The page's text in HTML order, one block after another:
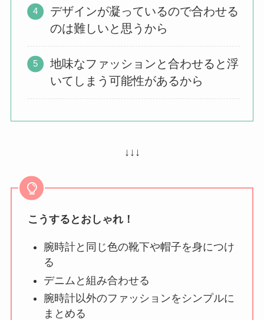
デザインが凝っているので合わせる
のは難しいと思うから
地味なファッションと合わせると浮
いてしまう可能性があるから
↓↓↓
こうするとおしゃれ！
腕時計と同じ色の靴下や帽子を身につけ
る
デニムと組み合わせる
腕時計以外のファッションをシンプルに
まとめる